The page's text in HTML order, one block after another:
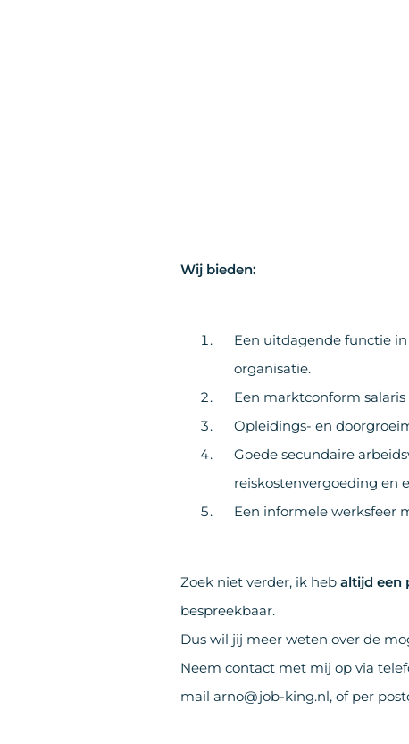
Wij bieden:
Een uitdagende functie
organisatie.
Een marktconform
Opleidings- en
Goede secundaire
reiskostenvergoeding en
Een informele werksfeer
Zoek niet verder, ik heb altijd een
bespreekbaar.
Dus wil jij meer weten over de
Neem contact met mij op via
mail arno@job-king.nl, of per